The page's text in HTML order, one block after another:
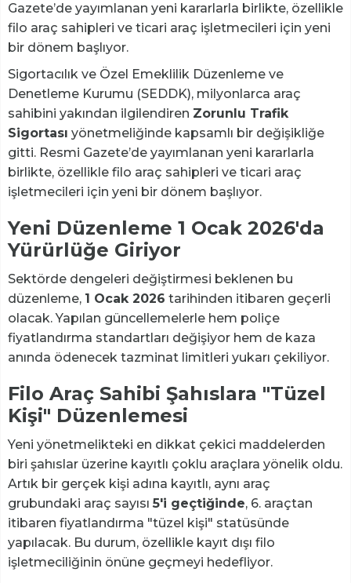
Gazete’de yayımlanan yeni kararlarla birlikte, özellikle
filo araç sahipleri ve ticari araç işletmecileri için yeni
bir dönem başlıyor.
Sigortacılık ve Özel Emeklilik Düzenleme ve
Denetleme Kurumu (SEDDK), milyonlarca araç
sahibini yakından ilgilendiren Zorunlu Trafik
Sigortası yönetmeliğinde kapsamlı bir değişikliğe
gitti. Resmi Gazete’de yayımlanan yeni kararlarla
birlikte, özellikle filo araç sahipleri ve ticari araç
işletmecileri için yeni bir dönem başlıyor.
Yeni Düzenleme 1 Ocak 2026'da
Yürürlüğe Giriyor
Sektörde dengeleri değiştirmesi beklenen bu
düzenleme, 1 Ocak 2026 tarihinden itibaren geçerli
olacak. Yapılan güncellemelerle hem poliçe
fiyatlandırma standartları değişiyor hem de kaza
anında ödenecek tazminat limitleri yukarı çekiliyor.
Filo Araç Sahibi Şahıslara "Tüzel
Kişi" Düzenlemesi
Yeni yönetmelikteki en dikkat çekici maddelerden
biri şahıslar üzerine kayıtlı çoklu araçlara yönelik oldu.
Artık bir gerçek kişi adına kayıtlı, aynı araç
grubundaki araç sayısı 5'i geçtiğinde, 6. araçtan
itibaren fiyatlandırma "tüzel kişi" statüsünde
yapılacak. Bu durum, özellikle kayıt dışı filo
işletmeciliğinin önüne geçmeyi hedefliyor.